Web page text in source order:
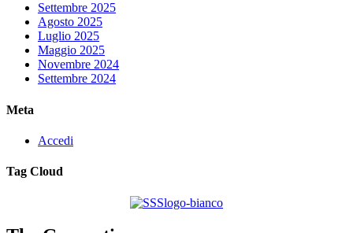
Settembre 2025
Agosto 2025
Luglio 2025
Maggio 2025
Novembre 2024
Settembre 2024
Meta
Accedi
Tag Cloud